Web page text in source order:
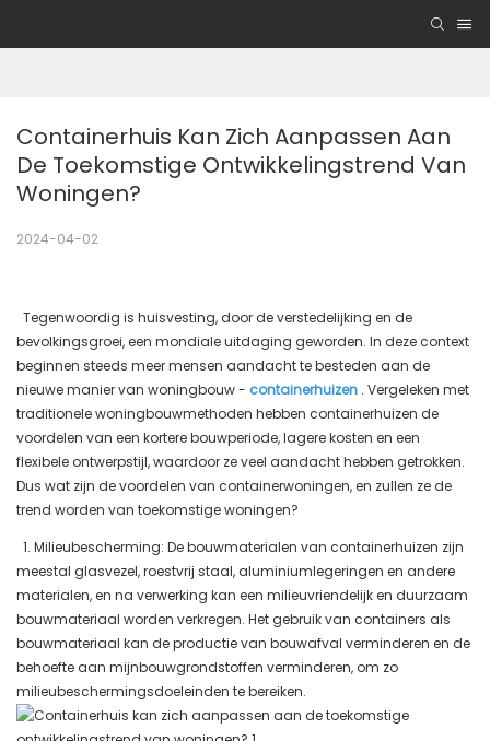
Containerhuis Kan Zich Aanpassen Aan
De Toekomstige Ontwikkelingstrend Van
Woningen?
2024-04-02
Tegenwoordig is huisvesting, door de verstedelijking en de
bevolkingsgroei, een mondiale uitdaging geworden. In deze context
beginnen steeds meer mensen aandacht te besteden aan de
nieuwe manier van woningbouw - containerhuizen . Vergeleken met
traditionele woningbouwmethoden hebben containerhuizen de
voordelen van een kortere bouwperiode, lagere kosten en een
flexibele ontwerpstijl, waardoor ze veel aandacht hebben getrokken.
Dus wat zijn de voordelen van containerwoningen, en zullen ze de
trend worden van toekomstige woningen?
1. Milieubescherming: De bouwmaterialen van containerhuizen zijn
meestal glasvezel, roestvrij staal, aluminiumlegeringen en andere
materialen, en na verwerking kan een milieuvriendelijk en duurzaam
bouwmateriaal worden verkregen. Het gebruik van containers als
bouwmateriaal kan de productie van bouwafval verminderen en de
behoefte aan mijnbouwgrondstoffen verminderen, om zo
milieubeschermingsdoeleinden te bereiken.